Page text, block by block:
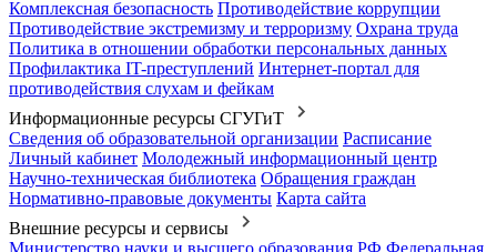
Комплексная безопасность Противодействие коррупции
Противодействие экстремизму и терроризму Охрана труда
Политика в отношении обработки персональных данных
Профилактика IT-преступлений Интернет-портал для
противодействия слухам и фейкам
Информационные ресурсы СГУГиТ
Сведения об образовательной организации Расписание
Личный кабинет Молодежный информационный центр
Научно-техническая библиотека Обращения граждан
Нормативно-правовые документы Карта сайта
Внешние ресурсы и сервисы
Министерство науки и высшего образования РФ Федеральная